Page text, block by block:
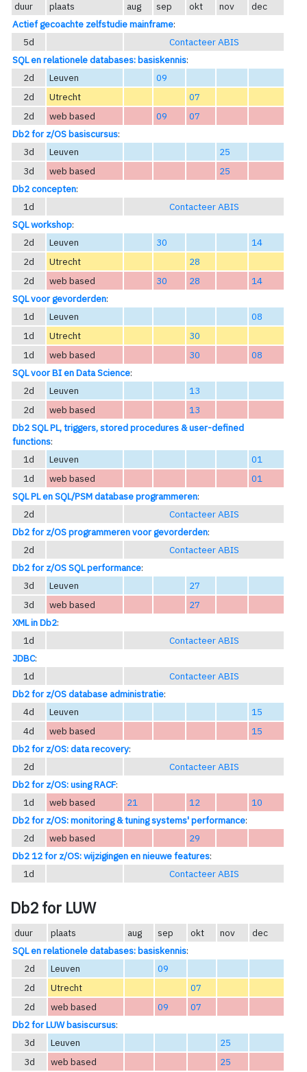
duur plaats aug sep okt nov
dec
Actief gecoachte zelfstudie mainframe:
5d
Contacteer ABIS
SQL en relationele databases: basiskennis:
2d
Leuven
09
2d
Utrecht
07
2d
web based 09
07
Db2 for z/OS basiscursus:
3d
Leuven
25
3d
web based
25
Db2 concepten:
1d
Contacteer ABIS
SQL workshop:
2d
Leuven 30
14
2d
Utrecht
28
2d
web based 30 28
14
SQL voor gevorderden:
1d
Leuven
08
1d
Utrecht
30
1d
web based 30
08
SQL voor BI en Data Science:
2d
Leuven
13
2d
web based
13
Db2 SQL PL, triggers, stored procedures & user-defined
functions:
1d
Leuven
01
1d
web based
01
SQL PL en SQL/PSM database programmeren:
2d
Contacteer ABIS
Db2 for z/OS programmeren voor gevorderden:
2d
Contacteer ABIS
Db2 for z/OS SQL performance:
3d
Leuven
27
3d
web based
27
XML in Db2:
1d
Contacteer ABIS
JDBC:
1d
Contacteer ABIS
Db2 for z/OS database administratie:
4d
Leuven
15
4d
web based
15
Db2 for z/OS: data recovery:
2d
Contacteer ABIS
Db2 for z/OS: using RACF:
1d
web based 21 12
10
Db2 for z/OS: monitoring & tuning systems' performance:
2d
web based
29
Db2 12 for z/OS: wijzigingen en nieuwe features:
1d
Contacteer ABIS
Db2 for LUW
duur plaats aug sep okt nov
dec
SQL en relationele databases: basiskennis:
2d
Leuven
09
2d
Utrecht
07
2d
web based 09
07
Db2 for LUW basiscursus:
3d
Leuven
25
3d
web based
25